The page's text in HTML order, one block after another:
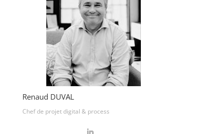
Renaud DUVAL
Chef de projet digital & process